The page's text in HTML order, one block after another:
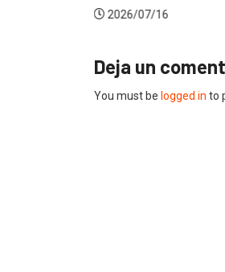
2026/07/16
Deja un
You must be logged in to